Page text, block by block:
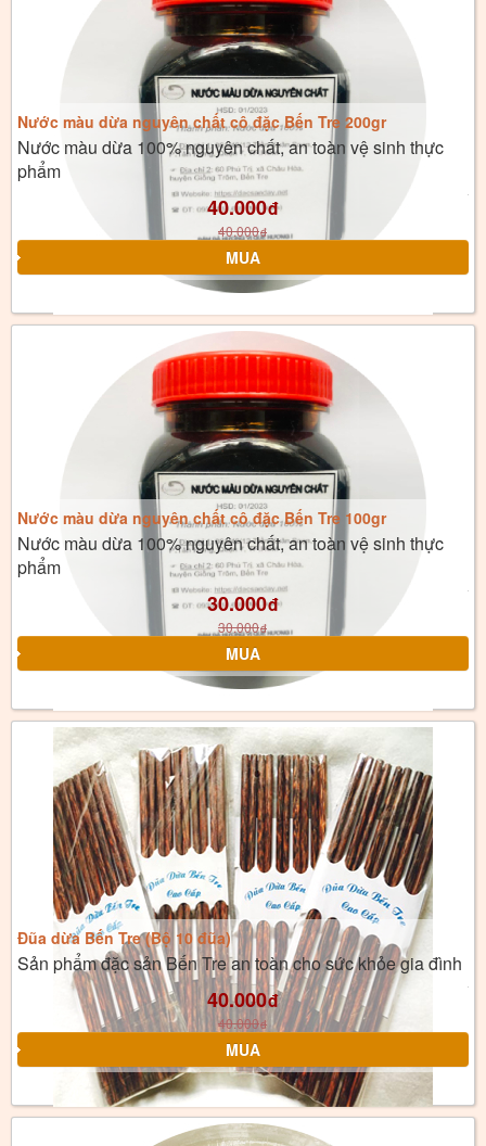
Nước màu dừa nguyên chất cô đặc Bến Tre 200gr
Nước màu dừa 100% nguyên chất, an toàn vệ sinh thực
phẩm
40.000đ
40.000đ
Nước màu dừa nguyên chất cô đặc Bến Tre 100gr
Nước màu dừa 100% nguyên chất, an toàn vệ sinh thực
phẩm
30.000đ
30.000đ
Đũa dừa Bến Tre (Bộ 10 đũa)
Sản phẩm đặc sản Bến Tre an toàn cho sức khỏe gia đình
40.000đ
40.000đ